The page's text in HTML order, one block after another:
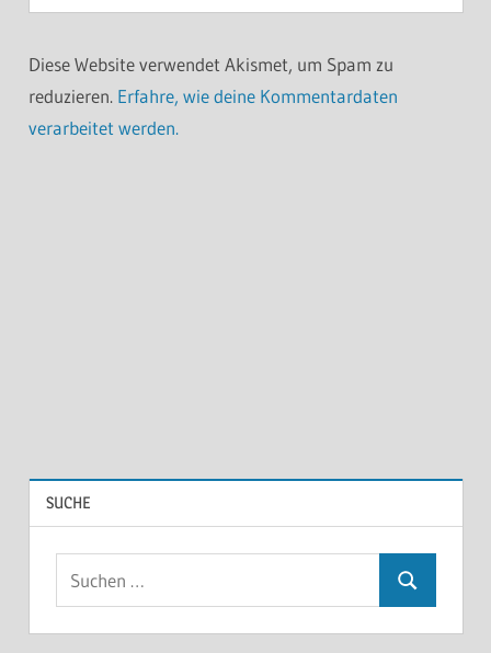
Diese Website verwendet Akismet, um Spam zu
reduzieren. Erfahre, wie deine Kommentardaten
verarbeitet werden.
SUCHE